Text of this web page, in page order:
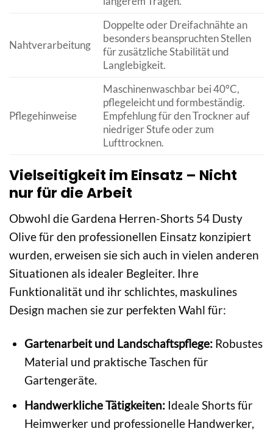
Nahtverarbeitung
Doppelte oder Dreifachnähte an
besonders beanspruchten Stellen
für zusätzliche Stabilität und
Langlebigkeit.
Pflegehinweise
Maschinenwaschbar bei 40°C,
pflegeleicht und formbeständig.
Empfehlung für den Trockner auf
niedriger Stufe oder zum
Lufttrocknen.
Vielseitigkeit im Einsatz – Nicht
nur für die Arbeit
Obwohl die Gardena Herren-Shorts 54 Dusty
Olive für den professionellen Einsatz konzipiert
wurden, erweisen sie sich auch in vielen anderen
Situationen als idealer Begleiter. Ihre
Funktionalität und ihr schlichtes, maskulines
Design machen sie zur perfekten Wahl für:
Gartenarbeit und Landschaftspflege:Robustes
Material und praktische Taschen für
Gartengeräte.
Handwerkliche Tätigkeiten:Ideale Shorts für
Heimwerker und professionelle Handwerker,